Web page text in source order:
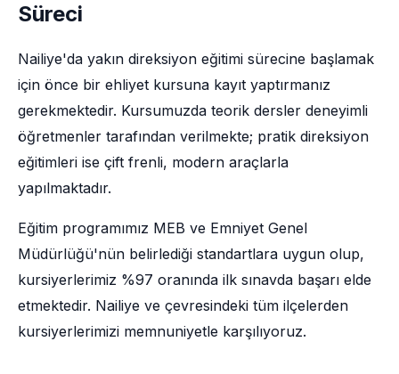
Süreci
Nailiye'da yakın direksiyon eğitimi sürecine başlamak
için önce bir ehliyet kursuna kayıt yaptırmanız
gerekmektedir. Kursumuzda teorik dersler deneyimli
öğretmenler tarafından verilmekte; pratik direksiyon
eğitimleri ise çift frenli, modern araçlarla
yapılmaktadır.
Eğitim programımız MEB ve Emniyet Genel
Müdürlüğü'nün belirlediği standartlara uygun olup,
kursiyerlerimiz %97 oranında ilk sınavda başarı elde
etmektedir. Nailiye ve çevresindeki tüm ilçelerden
kursiyerlerimizi memnuniyetle karşılıyoruz.